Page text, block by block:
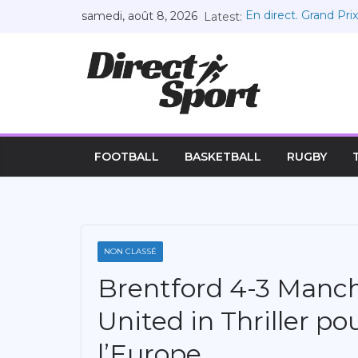
samedi, août 8, 2026 Latest: En direct. Grand
montré « la
Soulagement pour
chemin de la victoire
fin à la limitation
FOOTBALL BASKETBALL RUGBY
NON CLASSÉ
Brentford 4-3
United in Thriller